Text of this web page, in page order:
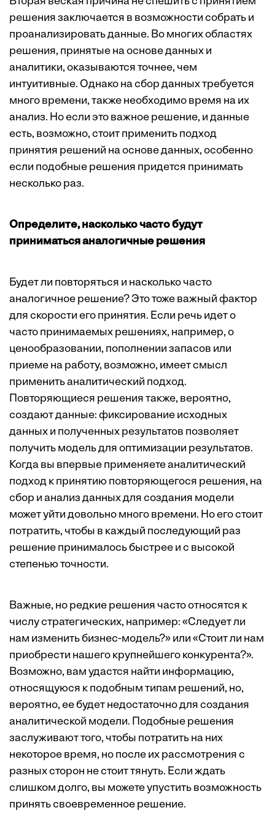
решения заключается в возможности собрать и
проанализировать данные. Во многих областях
решения, принятые на основе данных и
аналитики, оказываются точнее, чем
интуитивные. Однако на сбор данных требуется
много времени, также необходимо время на их
анализ. Но если это важное решение, и данные
есть, возможно, стоит применить подход
принятия решений на основе данных, особенно
если подобные решения придется принимать
несколько раз.
Определите, насколько часто будут
приниматься аналогичные решения
Будет ли повторяться и насколько часто
аналогичное решение? Это тоже важный фактор
для скорости его принятия. Если речь идет о
часто принимаемых решениях, например, о
ценообразовании, пополнении запасов или
приеме на работу, возможно, имеет смысл
применить аналитический подход.
Повторяющиеся решения также, вероятно,
создают данные: фиксирование исходных
данных и полученных результатов позволяет
получить модель для оптимизации результатов.
Когда вы впервые применяете аналитический
подход к принятию повторяющегося решения, на
сбор и анализ данных для создания модели
может уйти довольно много времени. Но его стоит
потратить, чтобы в каждый последующий раз
решение принималось быстрее и с высокой
степенью точности.
Важные, но редкие решения часто относятся к
числу стратегических, например: «Следует ли
нам изменить бизнес-модель?» или «Стоит ли нам
приобрести нашего крупнейшего конкурента?».
Возможно, вам удастся найти информацию,
относящуюся к подобным типам решений, но,
вероятно, ее будет недостаточно для создания
аналитической модели. Подобные решения
заслуживают того, чтобы потратить на них
некоторое время, но после их рассмотрения с
разных сторон не стоит тянуть. Если ждать
слишком долго, вы можете упустить возможность
принять своевременное решение.